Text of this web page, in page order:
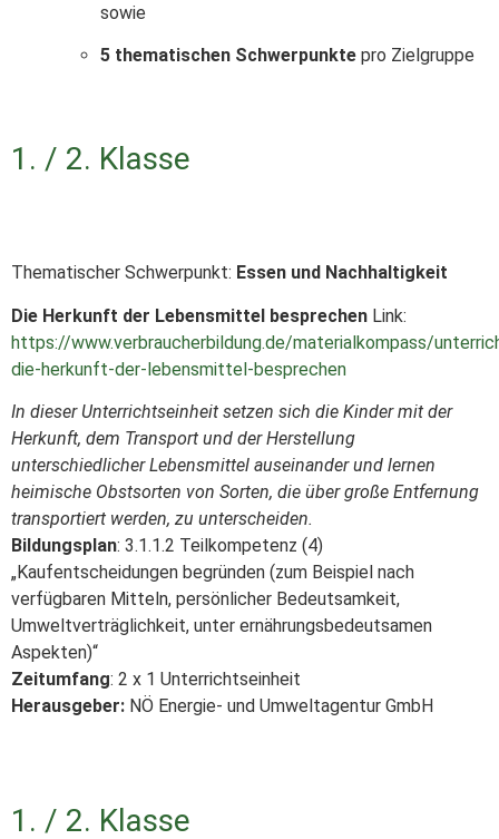
sowie
5 thematischen Schwerpunkte pro Zielgruppe
1. / 2. Klasse
Thematischer Schwerpunkt: Essen und Nachhaltigkeit
Die Herkunft der Lebensmittel besprechen Link:
https://www.verbraucherbildung.de/materialkompass/
die-herkunft-der-lebensmittel-besprechen
In dieser Unterrichtseinheit setzen sich die Kinder mit der
Herkunft, dem Transport und der Herstellung
unterschiedlicher Lebensmittel auseinander und lernen
heimische Obstsorten von Sorten, die über große Entfernung
transportiert werden, zu unterscheiden.
Bildungsplan: 3.1.1.2 Teilkompetenz (4)
„Kaufentscheidungen begründen (zum Beispiel nach
verfügbaren Mitteln, persönlicher Bedeutsamkeit,
Umweltverträglichkeit, unter ernährungsbedeutsamen
Aspekten)“
Zeitumfang: 2 x 1 Unterrichtseinheit
Herausgeber: NÖ Energie- und Umweltagentur GmbH
1. / 2. Klasse